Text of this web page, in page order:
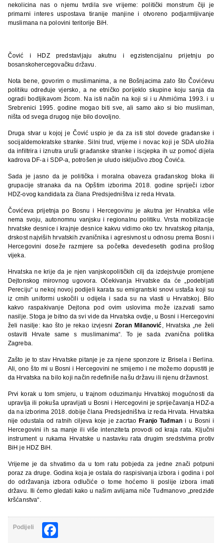
nekolicina nas o njemu tvrdila sve vrijeme: politički monstrum čiji je
primarni interes uspostava tiranije manjine i otvoreno podjarmljivanje
muslimana na polovini teritorije BiH.
Čović i HDZ predstavljaju akutnu i egzistencijalnu prijetnju po
bosanskohercegovačku državu.
Nota bene, govorim o muslimanima, a ne Bošnjacima zato što Čovićevu
politiku određuje vjersko, a ne etničko porijeklo skupine koju sanja da
ogradi bodljikavom žicom. Na isti način na koji si i u Ahmićima 1993. i u
Srebrenici 1995. godine mogao biti sve, ali samo ako si bio musliman,
ništa od svega drugog nije bilo dovoljno.
Druga stvar u kojoj je Čović uspio je da za isti stol dovede građanske i
socijaldemokratske stranke. Silni trud, vrijeme i novac koji je SDA uložila
da infiltrira i iznutra uruši građanske stranke i iscjepka ih uz pomoć dijela
kadrova DF-a i SDP-a, potrošen je uludo isključivo zbog Čovića.
Sada je jasno da je politička i moralna obaveza građanskog bloka ili
grupacije stranaka da na Opštim izborima 2018. godine spriječi izbor
HDZ-ovog kandidata za člana Predsjedništva iz reda Hrvata.
Čovićeva prijetnja po Bosnu i Hercegovinu je akutna jer Hrvatska više
nema svoju, autonomnu vanjsku i regionalnu politiku. Vrsta mobilizacije
hrvatske desnice i krajnje desnice kakvu vidimo oko tzv. hrvatskog pitanja,
drskost najviših hrvatskih zvaničnika i agresivnost u odnosu prema Bosni i
Hercegovini doseže razmjere sa početka devedesetih godina prošlog
vijeka.
Hrvatska ne krije da je njen vanjskopolitičkih cilj da izdejstvuje promjene
Dejtonskog mirovnog ugovora. Očekivanja Hrvatske da će „podebljati
Pereciju“ u nekoj novoj podijeli karata su emigrantski snovi ustaša koji su
iz crnih uniformi uskočili u odijela i sada su na vlasti u Hrvatskoj. Bilo
kakvo raspakivanje Dejtona pod ovim uslovima može izazvati samo
nasilje. Stoga je bitno da svi vide da Hrvatska ovdje, u Bosni i Hercegovini
želi nasilje: kao što je rekao izvjesniZoran Milanović , Hrvatska „ne želi
ostaviti Hrvate same s muslimanima“. To je sada zvanična politika
Zagreba.
Zašto je to stav Hrvatske pitanje je za njene sponzore iz Brisela i Berlina.
Ali, ono što mi u Bosni i Hercegovini ne smijemo i ne možemo dopustiti je
da Hrvatska na bilo koji način redefiniše našu državu ili njenu državnost.
Prvi korak u tom smjeru, u trajnom oduzimanju Hrvatskoj mogućnosti da
upravlja ili pokuša upravljati u Bosni i Hercegovini je spriječavanja HDZ-a
da na izborima 2018. dobije člana Predsjedništva iz reda Hrvata. Hrvatska
nije odustala od ratnih ciljeva koje je zacrtao Franjo Tuđman i u Bosni i
Hercegovini ih sa manje ili više intenziteta provodi od kraja rata. Ključni
instrument u rukama Hrvatske u nastavku rata drugim sredstvima protiv
BiH je HDZ BiH.
Vrijeme je da shvatimo da u tom ratu pobjeda za jedne znači potpuni
poraz za druge. Godina koja je ostala do raspisivanja izbora i godina i pol
do održavanja izbora odlučiće o tome hoćemo li poslije izbora imati
državu. Ili ćemo gledati kako u našim avlijama niče Tuđmanovo „predziđe
kršćanstva“.
Podijeli